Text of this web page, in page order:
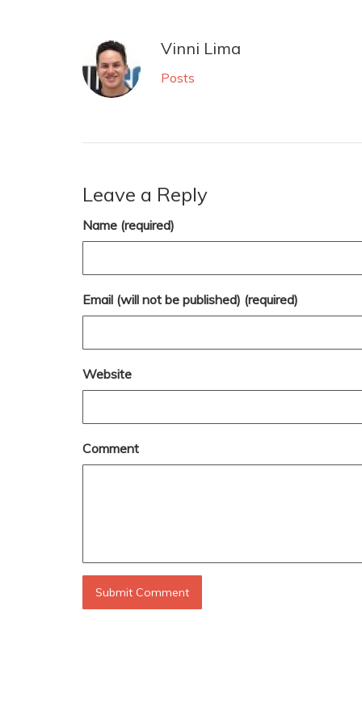
Vinni Lima
Posts
Leave a Reply
Name (required)
Email (will not be published) (required)
Website
Comment